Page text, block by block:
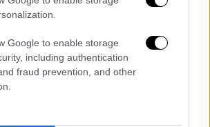
Google to enable storage
including authentication
fraud prevention, and other
στη
προσήλωσης στ
και δη, το Διεθνές Δίκαιο
, καθώς και του σεβασμού των
των γειτονικών